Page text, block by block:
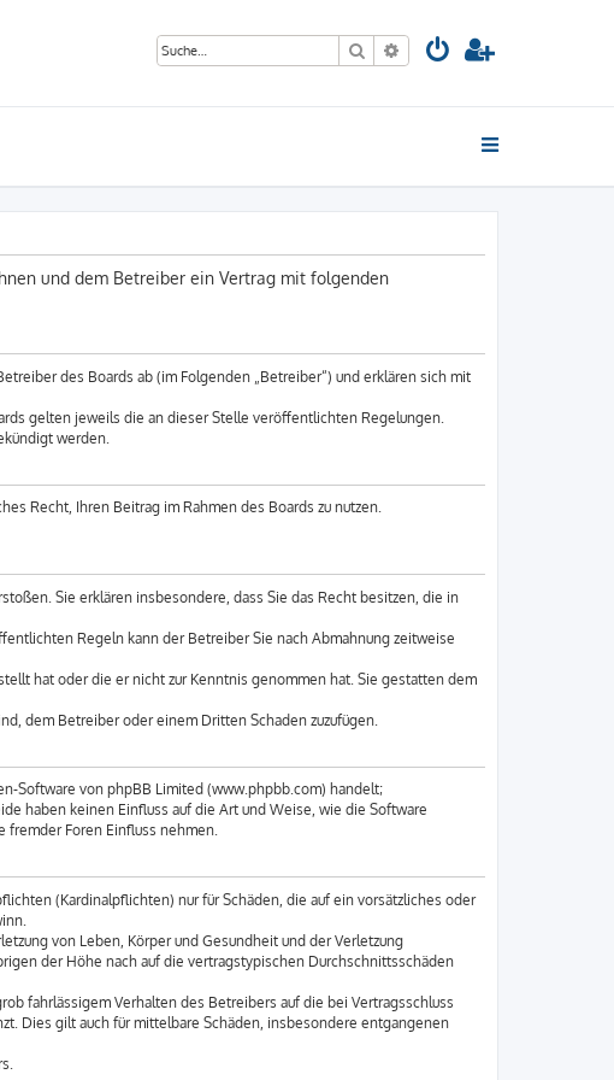
Suche Erweiterte Suche
und dem Betreiber ein Vertrag mit folgenden
des Boards ab (im Folgenden „Betreiber“) und erklären sich mit
gelten jeweils die an dieser Stelle veröffentlichten Regelungen.
werden.
Recht, Ihren Beitrag im Rahmen des Boards zu nutzen.
Sie erklären insbesondere, dass Sie das Recht besitzen, die in
Regeln kann der Betreiber Sie nach Abmahnung zeitweise
hat oder die er nicht zur Kenntnis genommen hat. Sie gestatten dem
dem Betreiber oder einem Dritten Schaden zuzufügen.
Software von phpBB Limited (www.phpbb.com) handelt;
haben keinen Einfluss auf die Art und Weise, wie die Software
fremder Foren Einfluss nehmen.
(Kardinalpflichten) nur für Schäden, die auf ein vorsätzliches oder
von Leben, Körper und Gesundheit und der Verletzung
der Höhe nach auf die vertragstypischen Durchschnittsschäden
fahrlässigem Verhalten des Betreibers auf die bei Vertragsschluss
Dies gilt auch für mittelbare Schäden, insbesondere entgangenen